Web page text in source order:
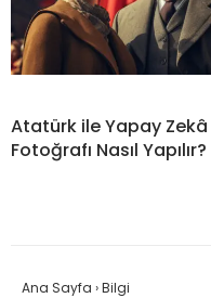
Atatürk ile Yapay Zekâ
Fotoğrafı Nasıl Yapılır?
Ana Sayfa ›Bilgi